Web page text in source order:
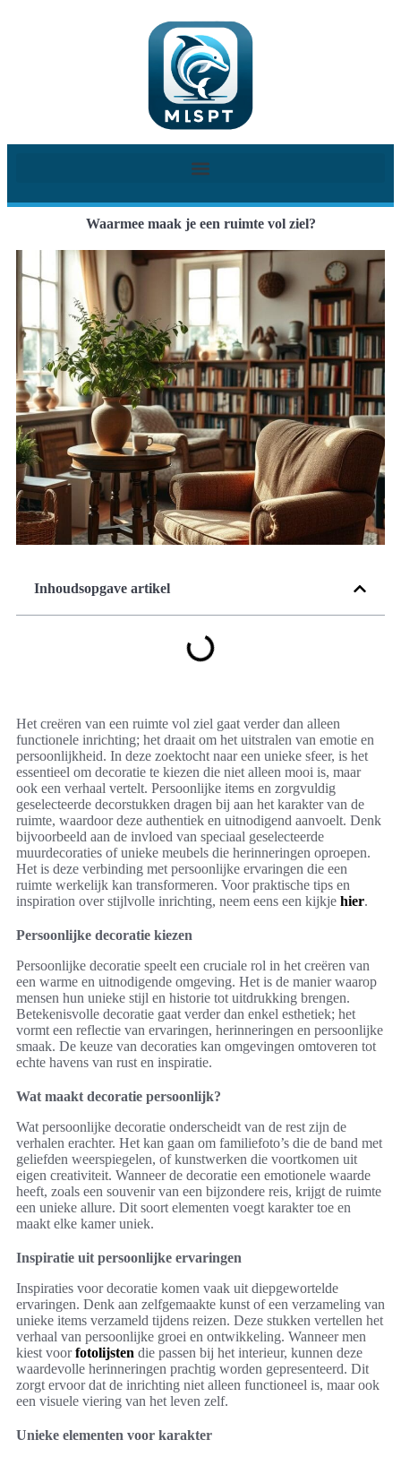
Waarmee maak je een ruimte vol ziel?
Inhoudsopgave artikel
Het creëren van een ruimte vol ziel gaat verder dan alleen
functionele inrichting; het draait om het uitstralen van emotie en
persoonlijkheid. In deze zoektocht naar een unieke sfeer, is het
essentieel om decoratie te kiezen die niet alleen mooi is, maar
ook een verhaal vertelt. Persoonlijke items en zorgvuldig
geselecteerde decorstukken dragen bij aan het karakter van de
ruimte, waardoor deze authentiek en uitnodigend aanvoelt. Denk
bijvoorbeeld aan de invloed van speciaal geselecteerde
muurdecoraties of unieke meubels die herinneringen oproepen.
Het is deze verbinding met persoonlijke ervaringen die een
ruimte werkelijk kan transformeren. Voor praktische tips en
inspiration over stijlvolle inrichting, neem eens een kijkje hier.
Persoonlijke decoratie kiezen
Persoonlijke decoratie speelt een cruciale rol in het creëren van
een warme en uitnodigende omgeving. Het is de manier waarop
mensen hun unieke stijl en historie tot uitdrukking brengen.
Betekenisvolle decoratie gaat verder dan enkel esthetiek; het
vormt een reflectie van ervaringen, herinneringen en persoonlijke
smaak. De keuze van decoraties kan omgevingen omtoveren tot
echte havens van rust en inspiratie.
Wat maakt decoratie persoonlijk?
Wat persoonlijke decoratie onderscheidt van de rest zijn de
verhalen erachter. Het kan gaan om familiefoto’s die de band met
geliefden weerspiegelen, of kunstwerken die voortkomen uit
eigen creativiteit. Wanneer de decoratie een emotionele waarde
heeft, zoals een souvenir van een bijzondere reis, krijgt de ruimte
een unieke allure. Dit soort elementen voegt karakter toe en
maakt elke kamer uniek.
Inspiratie uit persoonlijke ervaringen
Inspiraties voor decoratie komen vaak uit diepgewortelde
ervaringen. Denk aan zelfgemaakte kunst of een verzameling van
unieke items verzameld tijdens reizen. Deze stukken vertellen het
verhaal van persoonlijke groei en ontwikkeling. Wanneer men
kiest voorfotolijsten die passen bij het interieur, kunnen deze
waardevolle herinneringen prachtig worden gepresenteerd. Dit
zorgt ervoor dat de inrichting niet alleen functioneel is, maar ook
een visuele viering van het leven zelf.
Unieke elementen voor karakter